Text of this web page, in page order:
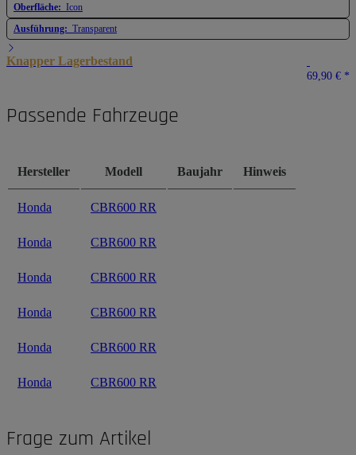
Oberfläche: Icon
Ausführung: Transparent
Knapper Lagerbestand
69,90 € *
Passende Fahrzeuge
Hersteller Modell Baujahr Hinweis
Honda CBR600 RR
Honda CBR600 RR
Honda CBR600 RR
Honda CBR600 RR
Honda CBR600 RR
Honda CBR600 RR
Frage zum Artikel